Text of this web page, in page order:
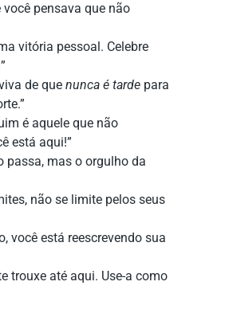
você pensava que não
vitória pessoal. Celebre
de que nunca é tarde para
é aquele que não
está aqui!”
passa, mas o orgulho da
não se limite pelos seus
você está reescrevendo sua
trouxe até aqui. Use-a como